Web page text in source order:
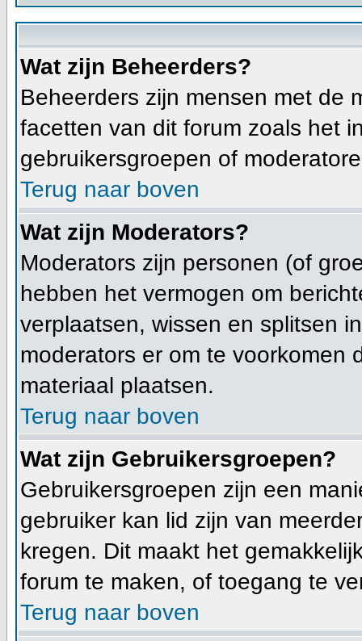
Wat zijn Beheerders?
Beheerders zijn mensen met de
facetten van dit forum zoals het
gebruikersgroepen of
Terug naar boven
Wat zijn Moderators?
Moderators zijn personen (of
hebben het vermogen om
verplaatsen, wissen en splitsen
moderators er om te voorkomen
materiaal plaatsen.
Terug naar boven
Wat zijn Gebruikersgroepen?
Gebruikersgroepen zijn een
gebruiker kan lid zijn van
kregen. Dit maakt het
forum te maken, of toegang te
Terug naar boven